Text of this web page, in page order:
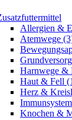
Allergien &
Atemwege
Harnwege &
Haut & Fell
Herz &
Knochen &